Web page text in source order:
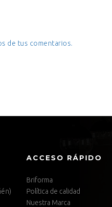
de tus comentarios.
ACCESO RÁPIDO
Briforma
Política de calidad
Nuestra Marca